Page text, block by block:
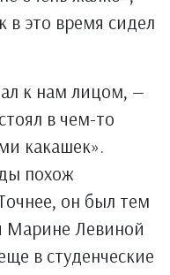
в это время сидел
к нам лицом, —
в чем-то
какашек».
похож
он был тем
Марине Левиной
в студенческие